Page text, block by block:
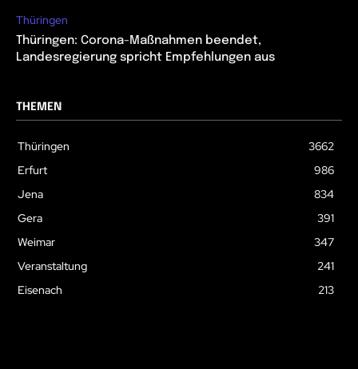
Thüringen
Thüringen: Corona-Maßnahmen beendet,
Landesregierung spricht Empfehlungen aus
THEMEN
Thüringen
3662
Erfurt
986
Jena
834
Gera
391
Weimar
347
Veranstaltung
241
Eisenach
213